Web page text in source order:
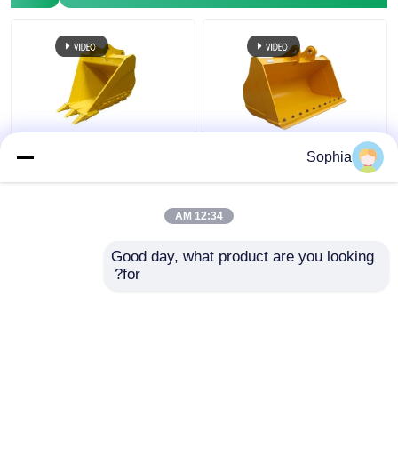
طلاء طلاء CAT320
الشهير لإنشاء الهندسة
Sophia
12:34 AM
Good day, what product are you looking
for?